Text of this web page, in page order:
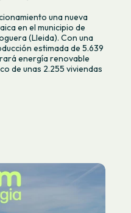
una nueva
en el municipio de
(Lleida). Con una
estimada de 5.639
energía renovable
de unas 2.255 viviendas